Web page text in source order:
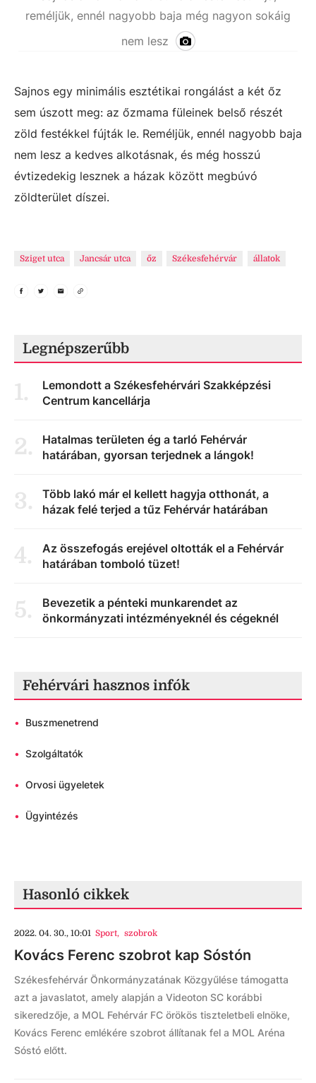
reméljük, ennél nagyobb baja még nagyon sokáig
nem lesz
Sajnos egy minimális esztétikai rongálást a két őz
sem úszott meg: az őzmama füleinek belső részét
zöld festékkel fújták le. Reméljük, ennél nagyobb baja
nem lesz a kedves alkotásnak, és még hosszú
évtizedekig lesznek a házak között megbúvó
zöldterület díszei.
Sziget utca Jancsár utca őz Székesfehérvár állatok
Legnépszerűbb
1.
Lemondott a Székesfehérvári Szakképzési
Centrum kancellárja
2.
Hatalmas területen ég a tarló Fehérvár
határában, gyorsan terjednek a lángok!
3.
Több lakó már el kellett hagyja otthonát, a
házak felé terjed a tűz Fehérvár határában
4.
Az összefogás erejével oltották el a Fehérvár
határában tomboló tüzet!
5.
Bevezetik a pénteki munkarendet az
önkormányzati intézményeknél és cégeknél
Fehérvári hasznos infók
• Buszmenetrend
• Szolgáltatók
• Orvosi ügyeletek
• Ügyintézés
Hasonló cikkek
2022. 04. 30., 10:01 Sport, szobrok
Kovács Ferenc szobrot kap Sóstón
Székesfehérvár Önkormányzatának Közgyűlése támogatta
azt a javaslatot, amely alapján a Videoton SC korábbi
sikeredzője, a MOL Fehérvár FC örökös tiszteletbeli elnöke,
Kovács Ferenc emlékére szobrot állítanak fel a MOL Aréna
Sóstó előtt.